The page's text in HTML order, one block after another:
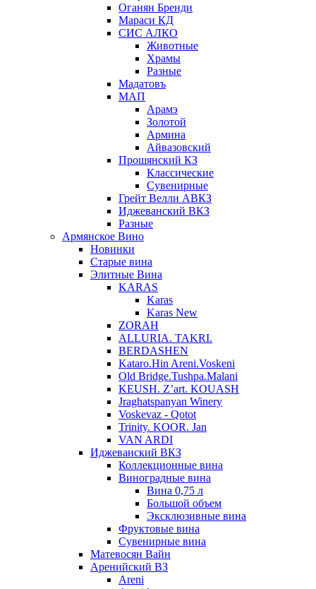
Оганян Бренди
Мараси КД
СИС АЛКО
Животные
Храмы
Разные
Мадатовъ
МАП
Арамэ
Золотой
Армина
Айвазовский
Прошянский КЗ
Классические
Сувенирные
Грейт Велли АВКЗ
Иджеванский ВКЗ
Разные
Армянское Вино
Новинки
Старые вина
Элитные Вина
KARAS
Karas
Karas New
ZORAH
ALLURIA. TAKRI.
BERDASHEN
Kataro.Hin Areni.Voskeni
Old Bridge.Tushpa.Malani
KEUSH. Z’art. KOUASH
Jraghatspanyan Winery
Voskevaz - Qotot
Trinity. KOOR. Jan
VAN ARDI
Иджеванский ВКЗ
Коллекционные вина
Виноградные вина
Вина 0,75 л
Большой объем
Эксклюзивные вина
Фруктовые вина
Cувенирные вина
Матевосян Вайн
Аренийский ВЗ
Areni